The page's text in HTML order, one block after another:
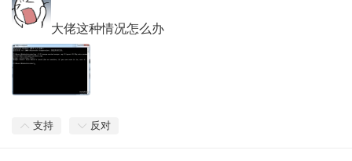
大佬这种情况怎么办
支持 反对